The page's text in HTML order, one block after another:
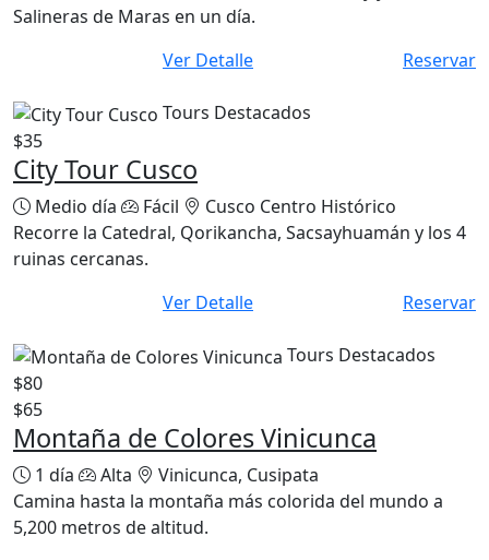
Salineras de Maras en un día.
Ver Detalle
Reservar
Tours Destacados
$35
City Tour Cusco
Medio día Fácil
Cusco Centro Histórico
Recorre la Catedral, Qorikancha, Sacsayhuamán y los 4
ruinas cercanas.
Ver Detalle
Reservar
Tours Destacados
$80
$65
Montaña de Colores Vinicunca
1 día Alta
Vinicunca, Cusipata
Camina hasta la montaña más colorida del mundo a
5,200 metros de altitud.